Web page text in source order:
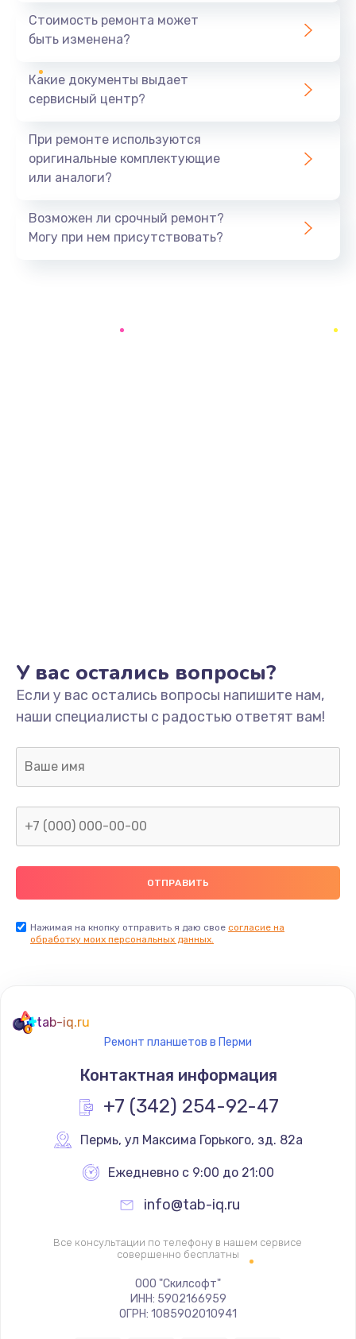
490 руб.
Замена вебкамеры
Ремонт петель крышки
Заказать
Замена оперативной памяти
690 руб.
Заказать
Замена процессора
1395 руб.
Заказать
Замена шлейфа матрицы
1160 руб.
Заказать
Замена экрана
2885 руб.
Заказать
Восстановление данных
Стоимость ремонта может
быть изменена?
Какие документы выдает
сервисный центр?
При ремонте используются
оригинальные комплектующие
или аналоги?
Возможен ли срочный ремонт?
Могу при нем присутствовать?
У вас остались вопросы?
Если у вас остались вопросы напишите нам,
наши специалисты с радостью ответят вам!
Нажимая на кнопку отправить я даю свое согласие на
обработку моих персональных данных.
tab-iq.ru
Ремонт планшетов в Перми
Контактная информация
+7 (342) 254-92-47
Пермь, ул Максима Горького, зд. 82а
Ежедневно с 9:00 до 21:00
info@tab-iq.ru
Все консультации по телефону в нашем сервисе
совершенно бесплатны
ООО "Скилсофт"
ИНН: 5902166959
ОГРН: 1085902010941